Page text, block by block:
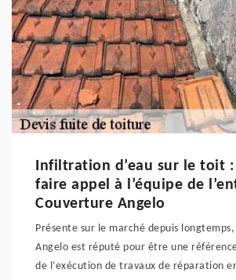
Infiltration d’eau sur le toit :
faire appel à l’équipe de
Couverture Angelo
Présente sur le marché depuis
Angelo est réputé pour être une
de l’exécution de travaux de réparation